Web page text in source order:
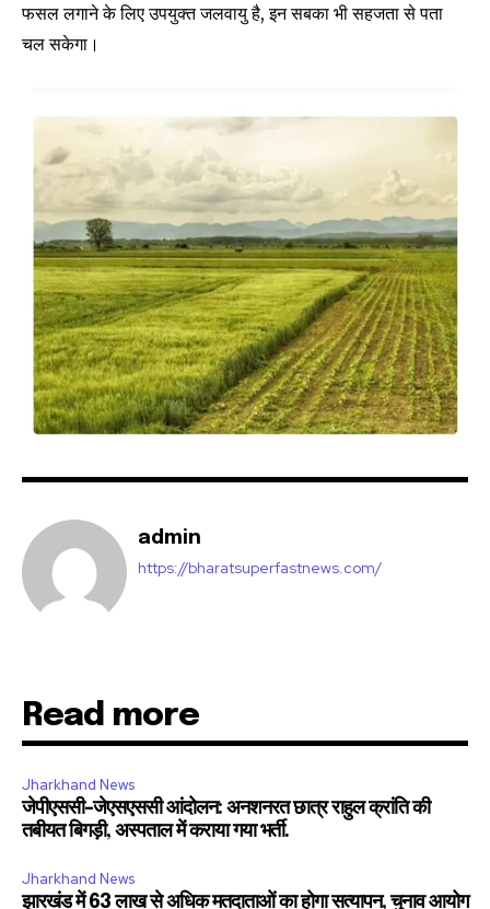
conversation.
To subscribe, simply enter your email address on our website
or click the subscribe button below. Don't worry, we respect
your privacy and won't spam your inbox. Your information is
safe with us.
SUBSCRIBE
I've read and accept thePrivacy Policy.
32,111
Followers Followers Followers
फसल लगाने के लिए उपयुक्त जलवायु है, इन सबका भी सहजता से पता
चल सकेगा।
admin
https://bharatsuperfastnews.com/
Read more
Jharkhand News
जेपीएससी-जेएसएससी आंदोलन: अनशनरत छात्र राहुल क्रांति की
तबीयत बिगड़ी, अस्पताल में कराया गया भर्ती.
Jharkhand News
झारखंड में 63 लाख से अधिक मतदाताओं का होगा सत्यापन, चुनाव आयोग